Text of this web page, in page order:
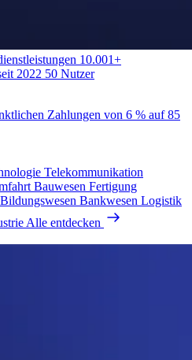
10.001+
2022 50 Nutzer
Zahlungen von 6 % auf 85
Telekommunikation
Bauwesen Fertigung
Bildungswesen Bankwesen Logistik
Alle entdecken